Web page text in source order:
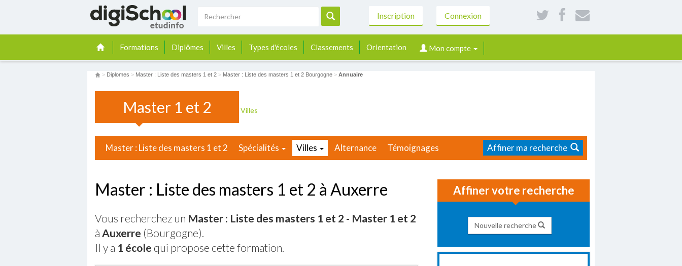
Inscription Connexion
Formations Diplômes Villes Types d'écoles Classements Orientation Mon compte
> Diplomes > Master : Liste des masters 1 et 2 > Master : Liste des masters 1 et 2 Bourgogne > Annuaire
Master 1 et 2 Villes
Master : Liste des masters 1 et 2 Spécialités Villes Alternance Témoignages Affiner ma recherche
Master : Liste des masters 1 et 2 à Auxerre
Vous recherchez un Master : Liste des masters 1 et 2 - Master 1 et 2
à Auxerre (Bourgogne).
Il y a 1 école qui propose cette formation.
Affiner votre recherche
Nouvelle recherche